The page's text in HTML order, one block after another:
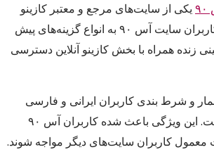
یکی از سایت‌های مرجع و معتبر کازینو
آنلاین فارسی است. کاربران سایت آس ۹۰ به انواع گزینه‌های پیش
زنده همراه با بخش کازینو آنلاین دسترسی
۹۰ برای قمار و شرط بندی کاربران ایرانی و فارسی
زبان طراحی شده است. این ویژگی باعث شده کاربران آس ۹۰
معمول کاربران سایت‌های دیگر مواجه شوند.